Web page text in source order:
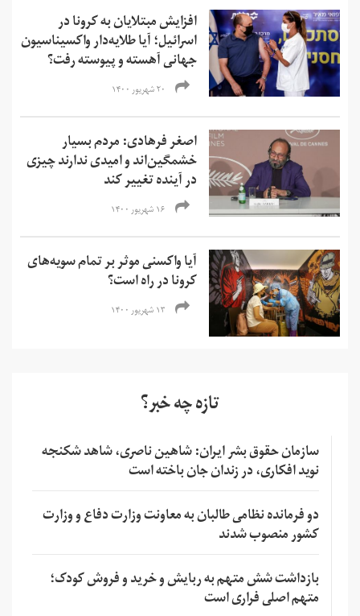
افزایش مبتلایان به کرونا در
اسرائیل؛ آیا طلایه‌دار واکسیناسیون
جهانی آهسته و پیوسته رفت؟
۲۰ شهریور ۱۴۰۰
اصغر فرهادی: مردم بسیار
خشمگین‌‌اند و امیدی ندارند چیزی
در آینده تغییر کند
۱۶ شهریور ۱۴۰۰
آیا واکسنی موثر بر تمام سویه‌های
کرونا در راه است؟
۱۳ شهریور ۱۴۰۰
تازه چه خبر؟
سازمان حقوق بشر ایران: شاهین ناصری، شاهد شکنجه
نوید افکاری، در زندان جان باخته است
دو فرمانده نظامی طالبان به معاونت وزارت دفاع و وزارت
کشور منصوب شدند
بازداشت شش متهم به ربایش و خرید و فروش کودک؛
متهم اصلی فراری است